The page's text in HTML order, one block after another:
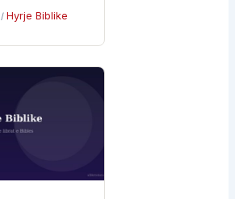
/ Hyrje Biblike